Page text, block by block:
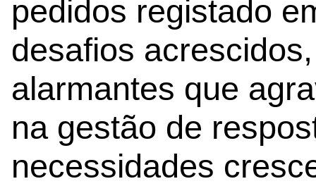
pedidos registado
desafios
alarmantes que
na gestão de
necessidades